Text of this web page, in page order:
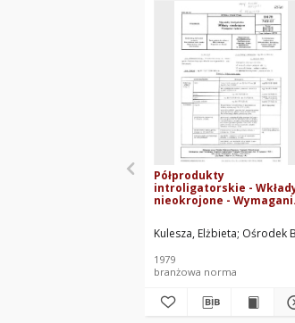
Półprodukty
introligatorskie -
nieokrojone -
Kulesza, Elżbieta Ośrodek
1979
branżowa norma